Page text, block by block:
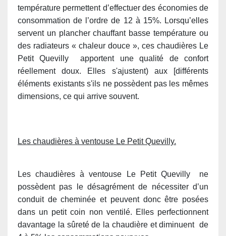
température permettent d’effectuer des économies de
consommation de l’ordre de 12 à 15%. Lorsqu’elles
servent un plancher chauffant basse température ou
des radiateurs « chaleur douce », ces chaudières Le
Petit Quevilly apportent une qualité de confort
réellement doux. Elles s'ajustent) aux [différents
éléments existants s'ils ne possèdent pas les mêmes
dimensions, ce qui arrive souvent.
Les chaudières à ventouse Le Petit Quevilly.
Les chaudières à ventouse Le Petit Quevilly ne
possèdent pas le désagrément de nécessiter d’un
conduit de cheminée et peuvent donc être posées
dans un petit coin non ventilé. Elles perfectionnent
davantage la sûreté de la chaudière et diminuent de